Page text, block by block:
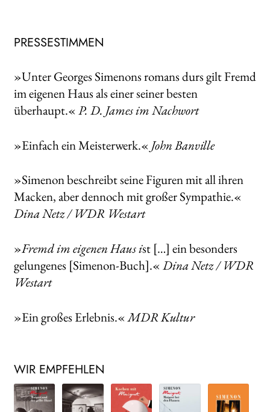
PRESSESTIMMEN
»Unter Georges Simenons romans durs gilt Fremd
im eigenen Haus als einer seiner besten
überhaupt.« P. D. James im Nachwort
»Einfach ein Meisterwerk.« John Banville
»Simenon beschreibt seine Figuren mit all ihren
Macken, aber dennoch mit großer Sympathie.«
Dina Netz / WDR Westart
»Fremd im eigenen Haus ist […] ein besonders
gelungenes [Simenon-Buch].« Dina Netz / WDR
Westart
»Ein großes Erlebnis.«MDR Kultur
WIR EMPFEHLEN